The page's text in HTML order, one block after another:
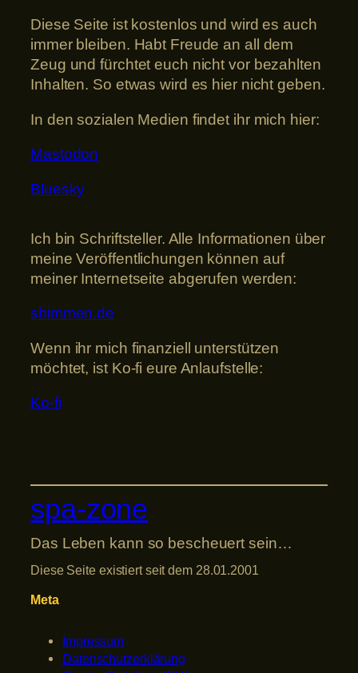
Diese Seite ist kostenlos und wird es auch
immer bleiben. Habt Freude an all dem
Zeug und fürchtet euch nicht vor bezahlten
Inhalten. So etwas wird es hier nicht geben.
In den sozialen Medien findet ihr mich hier:
Mastodon
Bluesky
Ich bin Schriftsteller. Alle Informationen über
meine Veröffentlichungen können auf
meiner Internetseite abgerufen werden:
shimmen.de
Wenn ihr mich finanziell unterstützen
möchtet, ist Ko-fi eure Anlaufstelle:
Ko-fi
spa-zone
Das Leben kann so bescheuert sein…
Diese Seite existiert seit dem 28.01.2001
Meta
Impressum
Datenschutzerklärung